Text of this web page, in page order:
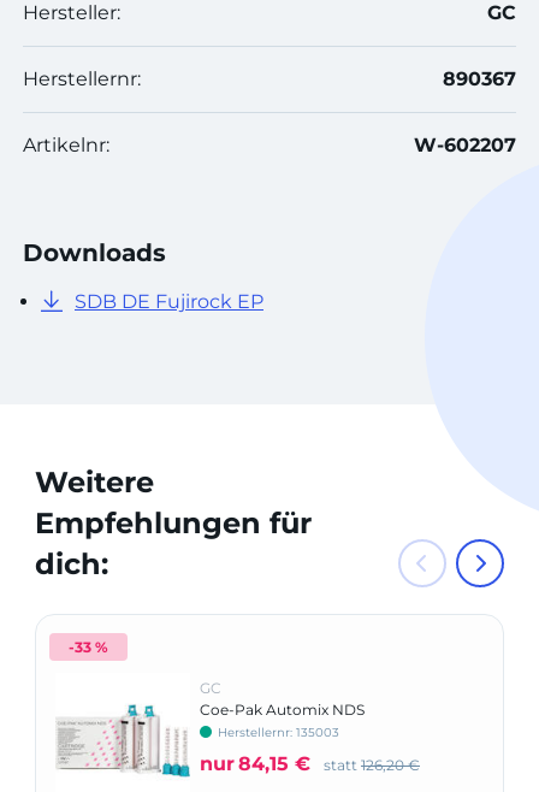
Hersteller: GC
Herstellernr: 890367
Artikelnr: W-602207
Downloads
SDB DE Fujirock EP
Weitere
Empfehlungen für
dich:
-33 %
GC
Coe-Pak Automix NDS
Herstellernr: 135003
nur84,15 € statt 126,20 €